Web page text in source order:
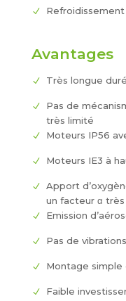
Refroidissement
Avantages
Très longue
Pas de
très limité
Moteurs IP56
Moteurs IE3 à
Apport
un facteur α
Emission
Pas de
Montage simple
Faible